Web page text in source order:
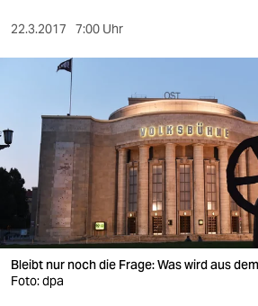
sport
nord
wahrheit
verlag
verlag
veranstaltungen
22.3.2017 7:00 Uhr
Bleibt nur noch die Frage: Was wird aus
Foto: dpa